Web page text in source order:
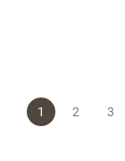
1 2 3